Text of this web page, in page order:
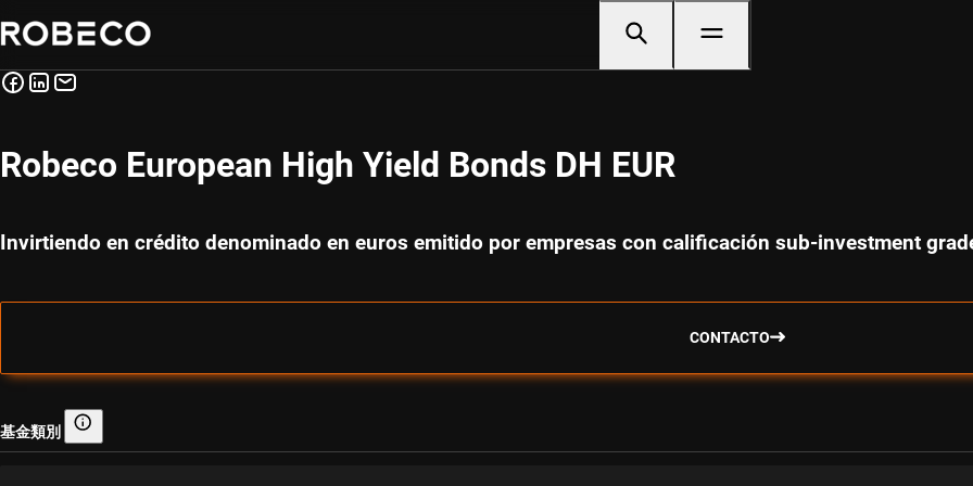
Robeco European High Yield Bonds DH EUR
Invirtiendo en crédito denominado en euros emitido por empresas con calificación sub-investment
CONTACTO
基金類別 基金類別